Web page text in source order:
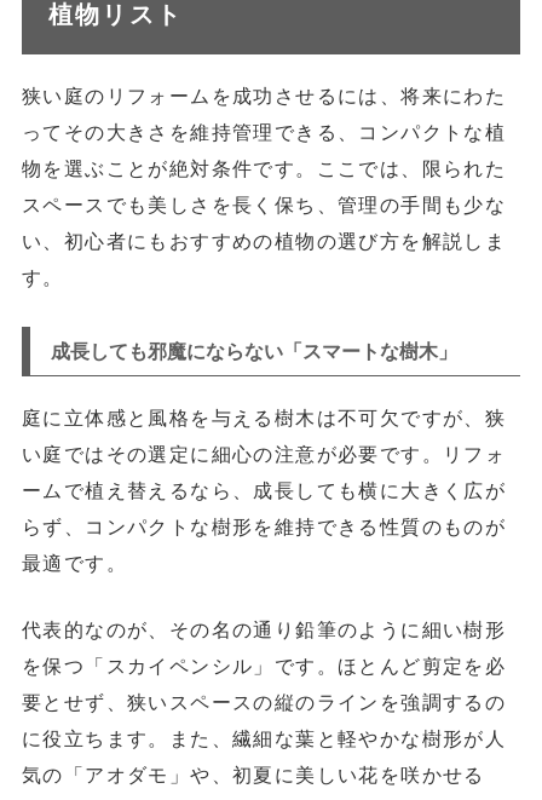
植物リスト
狭い庭のリフォームを成功させるには、将来にわた
ってその大きさを維持管理できる、コンパクトな植
物を選ぶことが絶対条件です。ここでは、限られた
スペースでも美しさを長く保ち、管理の手間も少な
い、初心者にもおすすめの植物の選び方を解説しま
す。
成長しても邪魔にならない「スマートな樹木」
庭に立体感と風格を与える樹木は不可欠ですが、狭
い庭ではその選定に細心の注意が必要です。リフォ
ームで植え替えるなら、 成長しても横に大きく広が
らず、コンパクトな樹形を維持できる性質のものが
最適です。
代表的なのが、その名の通り鉛筆のように細い樹形
を保つ「スカイペンシル」 です。ほとんど剪定を必
要とせず、狭いスペースの縦のラインを強調するの
に役立ちます。また、繊細な葉と軽やかな樹形が人
気の
「アオダモ」や、初夏に美しい花を咲かせる